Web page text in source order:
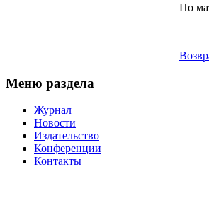
По
Меню раздела
Журнал
Новости
Издательство
Конференции
Контакты